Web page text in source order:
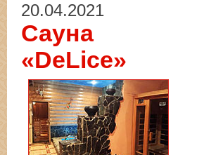
20.04.2021
Сауна
«DeLice»